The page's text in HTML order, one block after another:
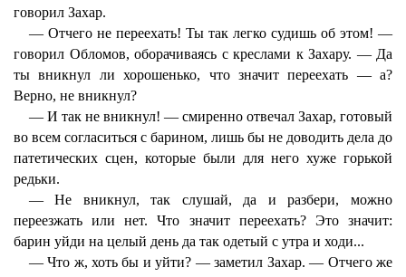
говорил Захар.
— Отчего не переехать! Ты так легко судишь об этом! —
говорил Обломов, оборачиваясь с креслами к Захару. — Да
ты вникнул ли хорошенько, что значит переехать — а?
Верно, не вникнул?
— И так не вникнул! — смиренно отвечал Захар, готовый
во всем согласиться с барином, лишь бы не доводить дела до
патетических сцен, которые были для него хуже горькой
редьки.
— Не вникнул, так слушай, да и разбери, можно
переезжать или нет. Что значит переехать? Это значит:
барин уйди на целый день да так одетый с утра и ходи...
— Что ж, хоть бы и уйти? — заметил Захар. — Отчего же